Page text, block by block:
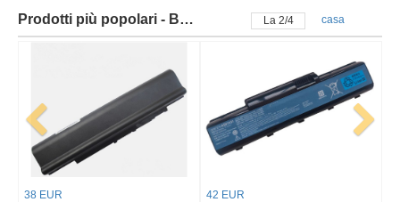
Prodotti più popolari - Batteria acer La 2/4 casa
38 EUR
42 EUR